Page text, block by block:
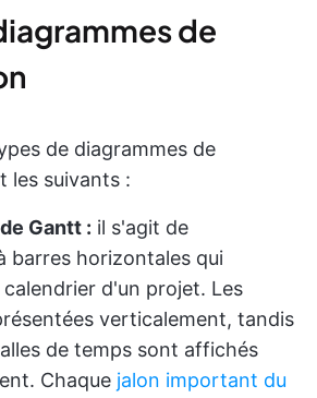
de
de diagrammes de
les suivants :
Gantt : il s'agit de
barres horizontales qui
d'un projet. Les
verticalement, tandis
de temps sont affichés
Chaque jalon important du